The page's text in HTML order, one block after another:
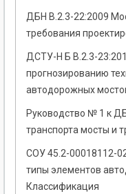
ДБН В.2.3-22:2009
требования
ДСТУ-Н Б В.2.3-
прогнозированию
автодорожных
Руководство № 1 к
транспорта мосты и
СОУ 45.2-00018112-
типы элементов
Классификация